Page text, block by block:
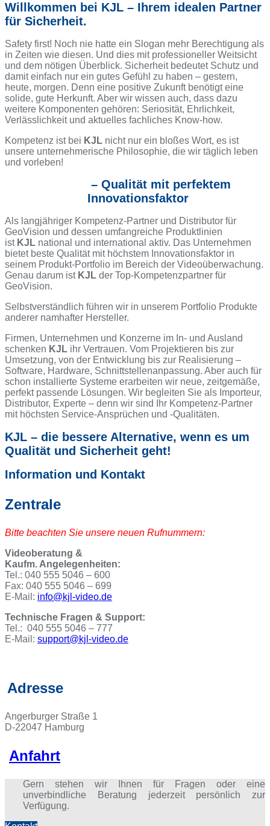
Willkommen bei KJL – Ihrem idealen Partner
für Sicherheit.
Safety first! Noch nie hatte ein Slogan mehr Berechtigung als
in Zeiten wie diesen. Und dies mit professioneller Weitsicht
und dem nötigen Überblick. Sicherheit bedeutet Schutz und
damit einfach nur ein gutes Gefühl zu haben – gestern,
heute, morgen. Denn eine positive Zukunft benötigt eine
solide, gute Herkunft. Aber wir wissen auch, dass dazu
weitere Komponenten gehören: Seriosität, Ehrlichkeit,
Verlässlichkeit und aktuelles fachliches Know-how.
Kompetenz ist bei KJL nicht nur ein bloßes Wort, es ist
unsere unternehmerische Philosophie, die wir täglich leben
und vorleben!
– Qualität mit perfektem
Innovationsfaktor
Als langjähriger Kompetenz-Partner und Distributor für
GeoVision und dessen umfangreiche Produktlinien
ist KJL national und international aktiv. Das Unternehmen
bietet beste Qualität mit höchstem Innovationsfaktor in
seinem Produkt-Portfolio im Bereich der Videoüberwachung.
Genau darum ist KJL der Top-Kompetenzpartner für
GeoVision.
Selbstverständlich führen wir in unserem Portfolio Produkte
anderer namhafter Hersteller.
Firmen, Unternehmen und Konzerne im In- und Ausland
schenken KJL ihr Vertrauen. Vom Projektieren bis zur
Umsetzung, von der Entwicklung bis zur Realisierung –
Software, Hardware, Schnittstellenanpassung. Aber auch für
schon installierte Systeme erarbeiten wir neue, zeitgemäße,
perfekt passende Lösungen. Wir begleiten Sie als Importeur,
Distributor, Experte – denn wir sind Ihr Kompetenz-Partner
mit höchsten Service-Ansprüchen und -Qualitäten.
KJL – die bessere Alternative, wenn es um
Qualität und Sicherheit geht!
Information und Kontakt
Zentrale
Bitte beachten Sie unsere neuen Rufnummern:
Videoberatung &
Kaufm. Angelegenheiten:
Tel.: 040 555 5046 – 600
Fax: 040 555 5046 – 699
E-Mail: info@kjl-video.de
Technische Fragen & Support:
Tel.: 040 555 5046 – 777
E-Mail: support@kjl-video.de
Adresse
Angerburger Straße 1
D-22047 Hamburg
Anfahrt
Gern stehen wir Ihnen für Fragen oder eine
unverbindliche Beratung jederzeit persönlich zur
Verfügung.